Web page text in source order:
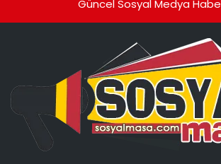
Güncel Sosyal Medya